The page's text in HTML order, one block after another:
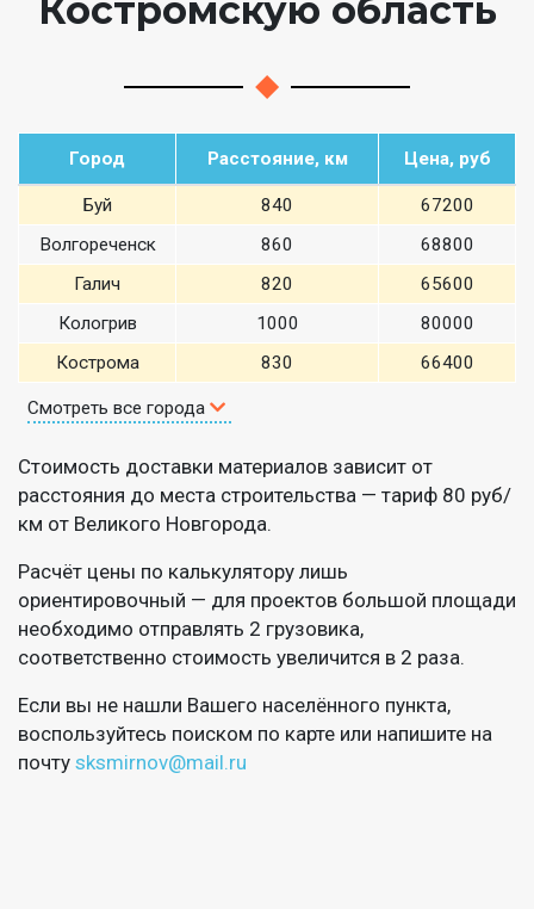
Костромскую область
Город Расстояние, км Цена, руб
Буй 840
67200
Волгореченск
860
68800
Галич
820
65600
Кологрив
1000
80000
Кострома
830 66400
Смотреть все города
Стоимость доставки материалов зависит от
расстояния до места строительства — тариф 80 руб/
км от Великого Новгорода.
Расчёт цены по калькулятору лишь
ориентировочный — для проектов большой площади
необходимо отправлять 2 грузовика,
соответственно стоимость увеличится в 2 раза.
Если вы не нашли Вашего населённого пункта,
воспользуйтесь поиском по карте или напишите на
почту sksmirnov@mail.ru